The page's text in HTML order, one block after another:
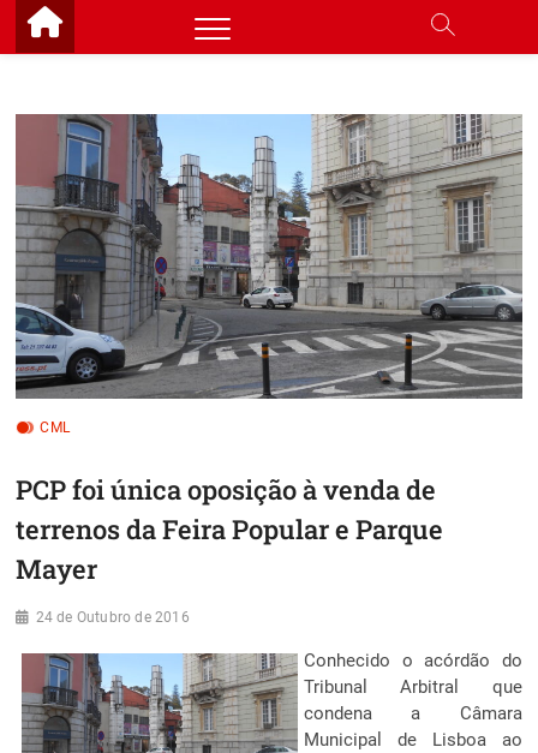
Skip
CML
PCP foi única oposição à venda de
terrenos da Feira Popular e Parque
Mayer
24 de Outubro de 2016
Conhecido o acórdão do
Tribunal Arbitral que
condena a Câmara
Municipal de Lisboa ao